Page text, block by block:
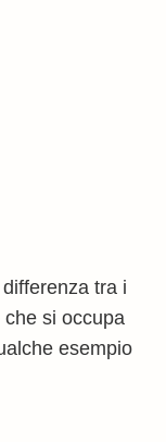
tra i
si occupa
esempio